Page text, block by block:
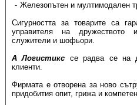
Железопътен и мултимодален
Сигурността за товарите са
управителя на дружеството
служители и шофьори.
А Логистикс се радва се на
клиенти.
Фирмата е отворена за ново
придобития опит, грижа и